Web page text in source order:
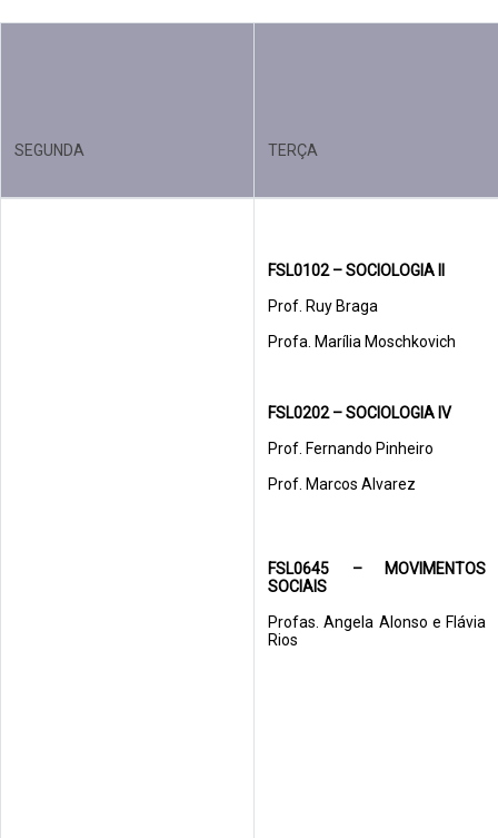
SEGUNDA TERÇA
FSL0102 – SOCIOLOGIA II
Prof. Ruy Braga
Profa. Marília Moschkovich
FSL0202 – SOCIOLOGIA IV
Prof. Fernando Pinheiro
Prof. Marcos Alvarez
FSL0645 – MOVIMENTOS
SOCIAIS
Profas. Angela Alonso e Flávia
Rios